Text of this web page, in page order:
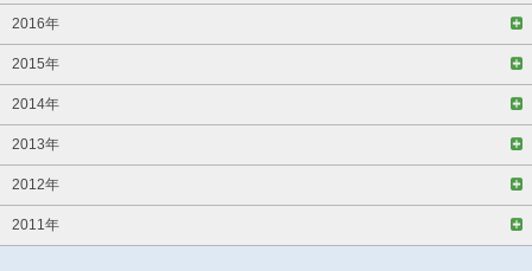
2016年
2015年
2014年
2013年
2012年
2011年